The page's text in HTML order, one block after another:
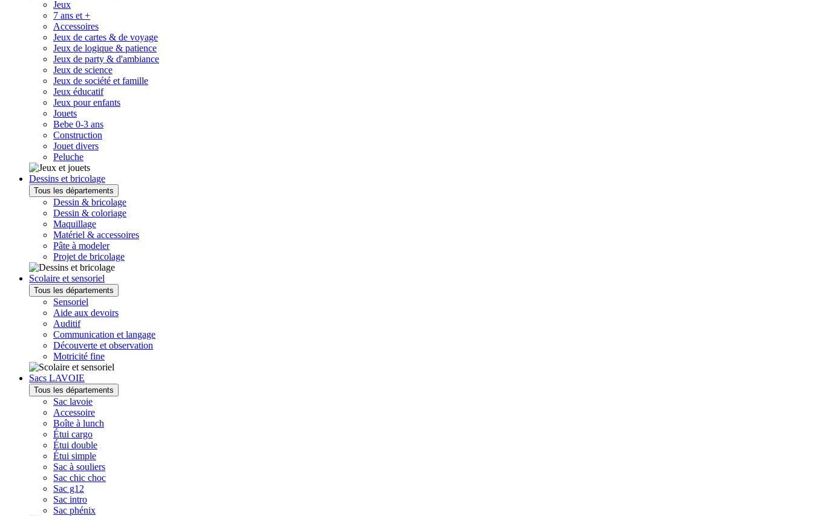
Jeux
7 ans et +
Accessoires
Jeux de cartes & de voyage
Jeux de logique & patience
Jeux de party & d'ambiance
Jeux de science
Jeux de société et famille
Jeux éducatif
Jeux pour enfants
Jouets
Bebe 0-3 ans
Construction
Jouet divers
Peluche
Dessins et bricolage
Tous les départements
Dessin & bricolage
Dessin & coloriage
Maquillage
Matériel & accessoires
Pâte à modeler
Projet de bricolage
Scolaire et sensoriel
Tous les départements
Sensoriel
Aide aux devoirs
Auditif
Communication et langage
Découverte et observation
Motricité fine
Sacs LAVOIE
Tous les départements
Sac lavoie
Accessoire
Boîte à lunch
Étui cargo
Étui double
Étui simple
Sac à souliers
Sac chic choc
Sac g12
Sac intro
Sac phénix